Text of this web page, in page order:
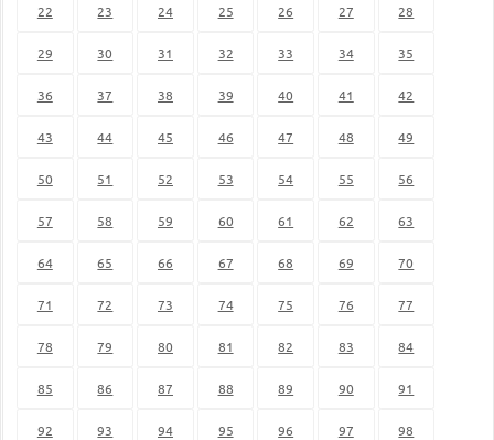
22 23 24 25 26 27 28
29 30 31 32 33 34 35
36 37 38 39 40 41 42
43 44 45 46 47 48 49
50 51 52 53 54 55 56
57 58 59 60 61 62 63
64 65 66 67 68 69 70
71 72 73 74 75 76 77
78 79 80 81 82 83 84
85 86 87 88 89 90 91
92 93 94 95 96 97 98